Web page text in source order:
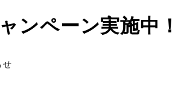
ンペーン実施中！
せ